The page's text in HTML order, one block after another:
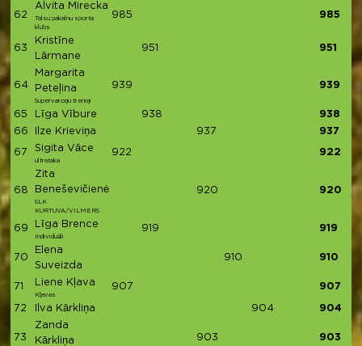
62
Alvita Mirecka
Talsu pakalnu sporta
klubs
985 985
63
Kristīne
Lārmane
951 951
64
Margarita
Peteļina
Supervaroņu treniņi
939 939
65 Līga Vībure 938
938
66
Ilze Krieviņa 937 937
67 Sigita Vāce
ultrataka
922 922
68
Zita
Beneševičienė
SLK
KURTUVA/VILMERS
920 920
69 Līga Brence
Individuāli
919 919
70
Elena
Suveizda
910 910
71 Liene Kļava
Kļavas
907 907
72 Ilva Kārkliņa 904 904
73
Zanda
Kārkliņa
903 903